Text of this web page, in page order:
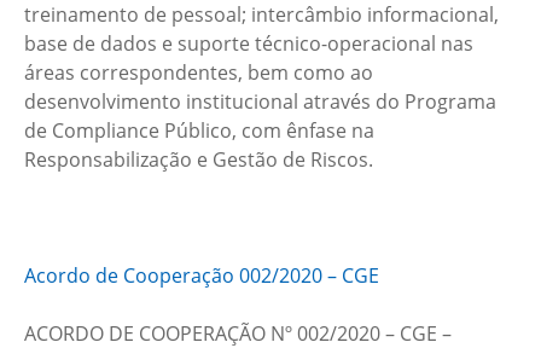
treinamento de pessoal; intercâmbio informacional,
base de dados e suporte técnico-operacional nas
áreas correspondentes, bem como ao
desenvolvimento institucional através do Programa
de Compliance Público, com ênfase na
Responsabilização e Gestão de Riscos.
Acordo de Cooperação 002/2020 – CGE
ACORDO DE COOPERAÇÃO Nº 002/2020 – CGE –